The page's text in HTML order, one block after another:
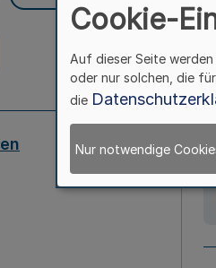
Cookie-
Auf dieser Seite
oder nur solchen, die
die
Nur notwendige